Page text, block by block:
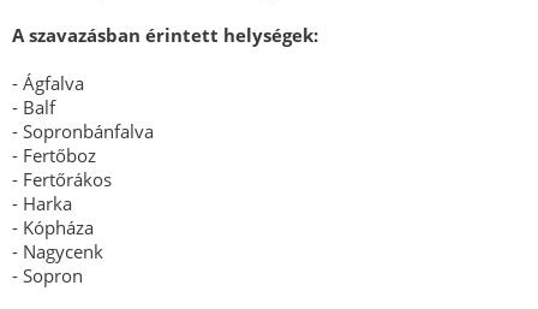
A szavazásban érintett helységek:
- Ágfalva
- Balf
- Sopronbánfalva
- Fertőboz
- Fertőrákos
- Harka
- Kópháza
- Nagycenk
- Sopron